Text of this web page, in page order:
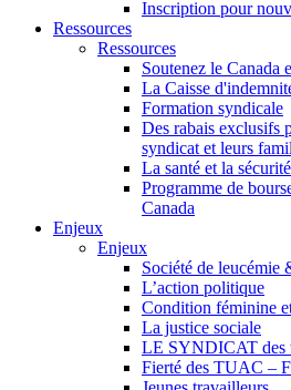
Inscription pour
Ressources
Ressources
Soutenez le Canada
La Caisse
Formation syndicale
Des rabais exclusifs
syndicat et leurs
La santé et la sécurité
Programme de
Canada
Enjeux
Enjeux
Société de leucémie
L’action politique
Condition féminine
La justice sociale
LE SYNDICAT des
Fierté des TUAC –